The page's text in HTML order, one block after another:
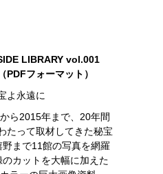
LIBRARY vol.001
PDFフォーマット）
永遠に
ら2015年まで、20年間
たって取材してきた秘宝
まで11館の写真を網羅
カットを大幅に加えた